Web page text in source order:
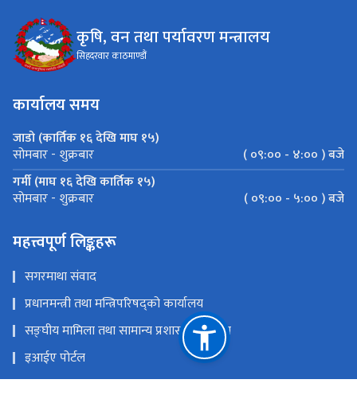
कृषि, वन तथा पर्यावरण मन्त्रालय
सिहदरवार काठमाण्डौं
कार्यालय समय
जाडो (कार्तिक १६ देखि माघ १५)
सोमबार - शुक्रबार
( ०९:०० - ४:०० ) बजे
गर्मी (माघ १६ देखि कार्तिक १५)
सोमबार - शुक्रबार ( ०९:०० - ५:०० ) बजे
महत्त्वपूर्ण लिङ्कहरू
सगरमाथा संवाद
प्रधानमन्त्री तथा मन्त्रिपरिषद्को कार्यालय
सङ्‍घीय मामिला तथा सामान्य प्रशासन मन्त्रालय
इआईए पोर्टल
परराष्ट्र मन्त्रालय